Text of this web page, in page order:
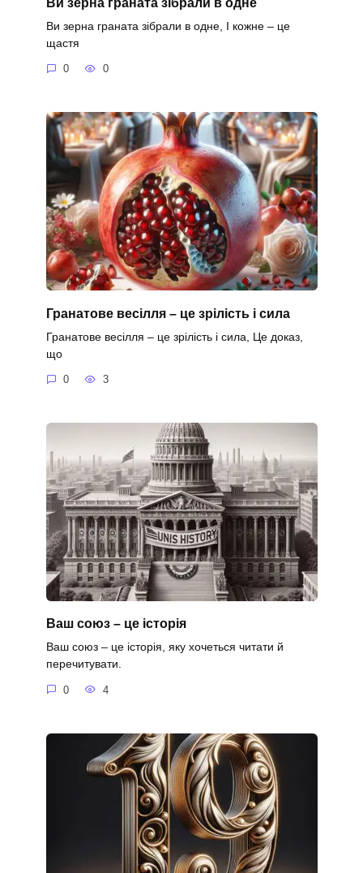
Ви зерна граната зібрали в одне, І кожне – це
щастя
0 0
Гранатове весілля – це зрілість і сила
Гранатове весілля – це зрілість і сила, Це доказ,
що
0 3
Ваш союз – це історія
Ваш союз – це історія, яку хочеться читати й
перечитувати.
0 4